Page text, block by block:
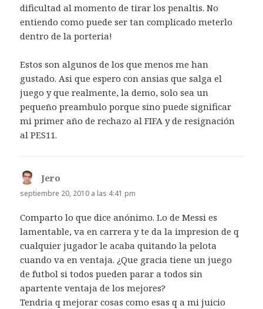
dificultad al momento de tirar los penaltis. No
entiendo como puede ser tan complicado meterlo
dentro de la porteria!
Estos son algunos de los que menos me han
gustado. Asi que espero con ansias que salga el
juego y que realmente, la demo, solo sea un
pequeño preambulo porque sino puede significar
mi primer año de rechazo al FIFA y de resignación
al PES11.
Jero
septiembre 20, 2010 a las 4:41 pm
Comparto lo que dice anónimo. Lo de Messi es
lamentable, va en carrera y te da la impresion de q
cualquier jugador le acaba quitando la pelota
cuando va en ventaja. ¿Que gracia tiene un juego
de futbol si todos pueden parar a todos sin
apartente ventaja de los mejores?
Tendria q mejorar cosas como esas q a mi juicio